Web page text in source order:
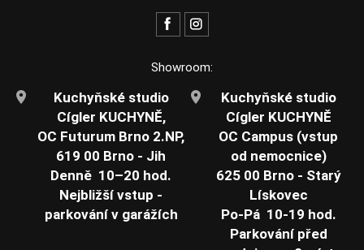
Showroom:
Kuchyňské studio
Cígler KUCHYNĚ,
OC Futurum Brno 2.NP,
619 00 Brno - Jih
Denně 10–20 hod.
Nejbližší vstup -
parkování v garážích
Kuchyňské studio
Cígler KUCHYNĚ
OC Campus (vstup
od nemocnice)
625 00 Brno - Starý
Lískovec
Po-Pá 10-19 hod.
Parkování před